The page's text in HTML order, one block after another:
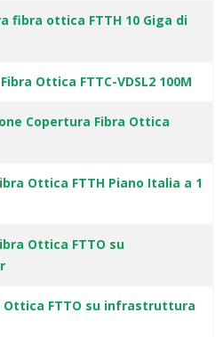
fibra ottica FTTH 10 Giga di
Ottica FTTC-VDSL2 100M
Copertura Fibra Ottica
Ottica FTTH Piano Italia a 1
Ottica FTTO su
Ottica FTTO su infrastruttura